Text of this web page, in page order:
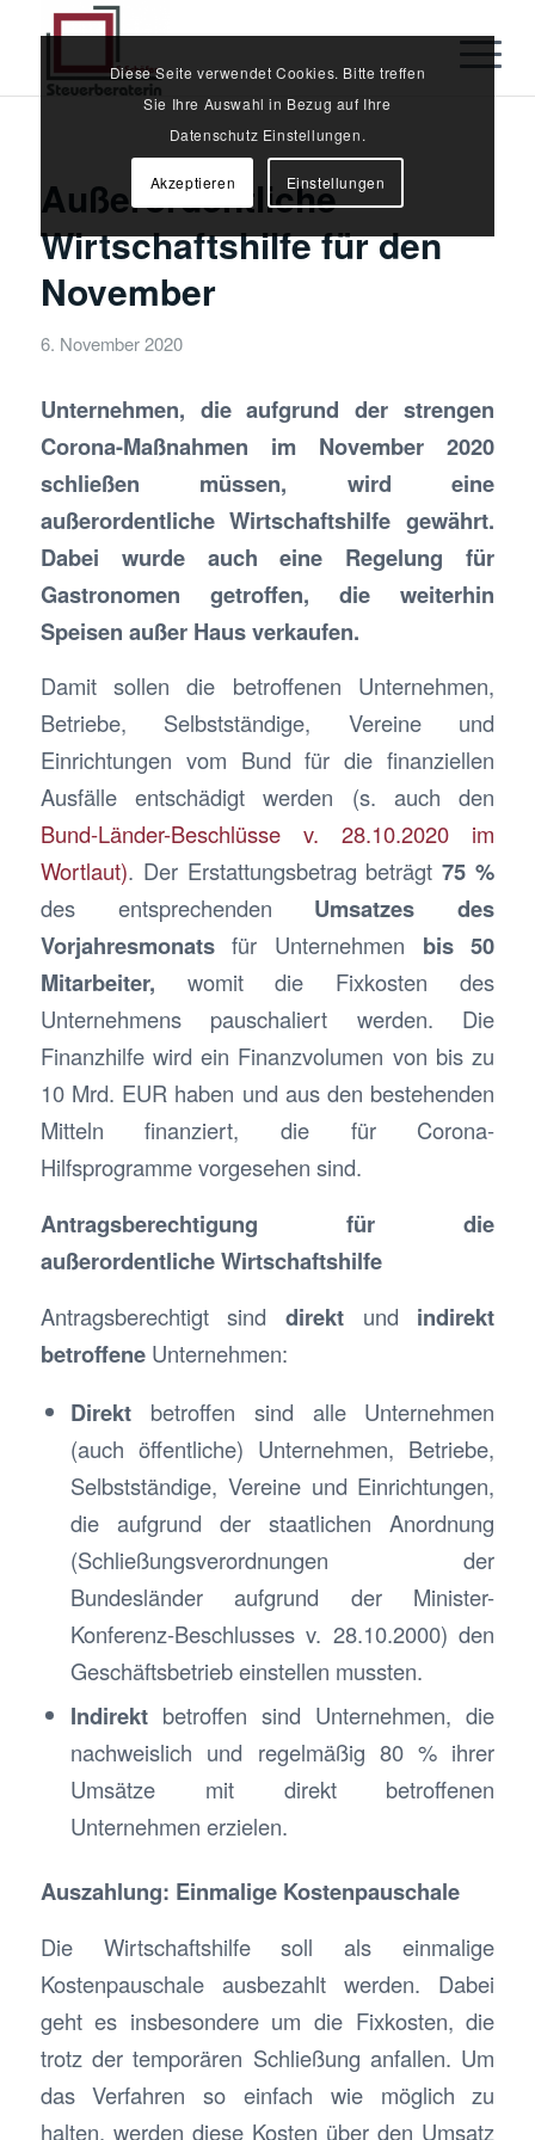
Außerordentliche
Wirtschaftshilfe für den
November
6. November 2020
Unternehmen, die aufgrund der strengen
Corona-Maßnahmen im November 2020
schließen müssen, wird eine
außerordentliche Wirtschaftshilfe gewährt.
Dabei wurde auch eine Regelung für
Gastronomen getroffen, die weiterhin
Speisen außer Haus verkaufen.
Damit sollen die betroffenen Unternehmen,
Betriebe, Selbstständige, Vereine und
Einrichtungen vom Bund für die finanziellen
Ausfälle entschädigt werden (s. auch den
Bund-Länder-Beschlüsse v. 28.10.2020 im
Wortlaut). Der Erstattungsbetrag beträgt 75 %
des entsprechenden Umsatzes des
Vorjahresmonatsfür Unternehmen bis 50
Mitarbeiter, womit die Fixkosten des
Unternehmens pauschaliert werden. Die
Finanzhilfe wird ein Finanzvolumen von bis zu
10 Mrd. EUR haben und aus den bestehenden
Mitteln finanziert, die für Corona-
Hilfsprogramme vorgesehen sind.
Antragsberechtigung für die
außerordentliche Wirtschaftshilfe
Antragsberechtigt sind direkt und indirekt
betroffene Unternehmen:
Direktbetroffen sind alle Unternehmen
(auch öffentliche) Unternehmen, Betriebe,
Selbstständige, Vereine und Einrichtungen,
die aufgrund der staatlichen Anordnung
(Schließungsverordnungen der
Bundesländer aufgrund der Minister-
Konferenz-Beschlusses v. 28.10.2000) den
Geschäftsbetrieb einstellen mussten.
Indirekt betroffen sind Unternehmen, die
nachweislich und regelmäßig 80 % ihrer
Umsätze mit direkt betroffenen
Unternehmen erzielen.
Auszahlung: Einmalige Kostenpauschale
Die Wirtschaftshilfe soll als einmalige
Kostenpauschale ausbezahlt werden. Dabei
geht es insbesondere um die Fixkosten, die
trotz der temporären Schließung anfallen. Um
das Verfahren so einfach wie möglich zu
halten, werden diese Kosten über den Umsatz
Diese Seite verwendet Cookies. Bitte treffen
Sie Ihre Auswahl in Bezug auf Ihre
Datenschutz Einstellungen.
Akzeptieren Einstellungen